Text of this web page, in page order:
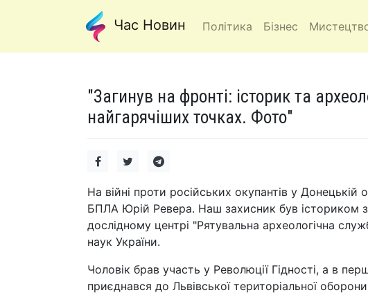
Час Новин Політика Бізнес
"Загинув на фронті: історик та
найгарячіших точках. Фото"
На війні проти російських окупантів у
БПЛА Юрій Ревера. Наш захисник був істориком
дослідному центрі "Рятувальна археологічна
наук України.
Чоловік брав участь у Революції Гідності, а в
приєднався до Львівської територіальної